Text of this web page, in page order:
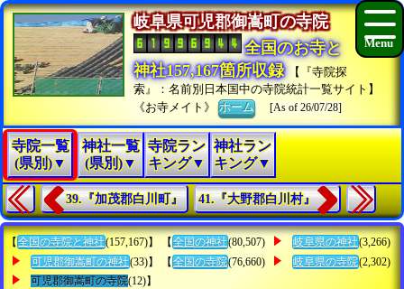
岐阜県可児郡御嵩町の寺院
全国のお寺と
神社157,167箇所収録
【『寺院探
索』：名前別日本国中の寺院統計一覧サイト】
《お寺メイト》ホーム [As of 26/07/28]
寺院一覧
(県別)▼
神社一覧
(県別)▼
寺院ラン
キング▼
神社ラン
キング▼
39.『加茂郡白川町』 41.『大野郡白川村』
【 全国の寺院と神社(157,167)】 【 全国の神社(80,507) 岐阜県の神社(3,266)
可児郡御嵩町の神社(33)】 【 全国の寺院(76,660) 岐阜県の寺院(2,302)
可児郡御嵩町の寺院(12)】